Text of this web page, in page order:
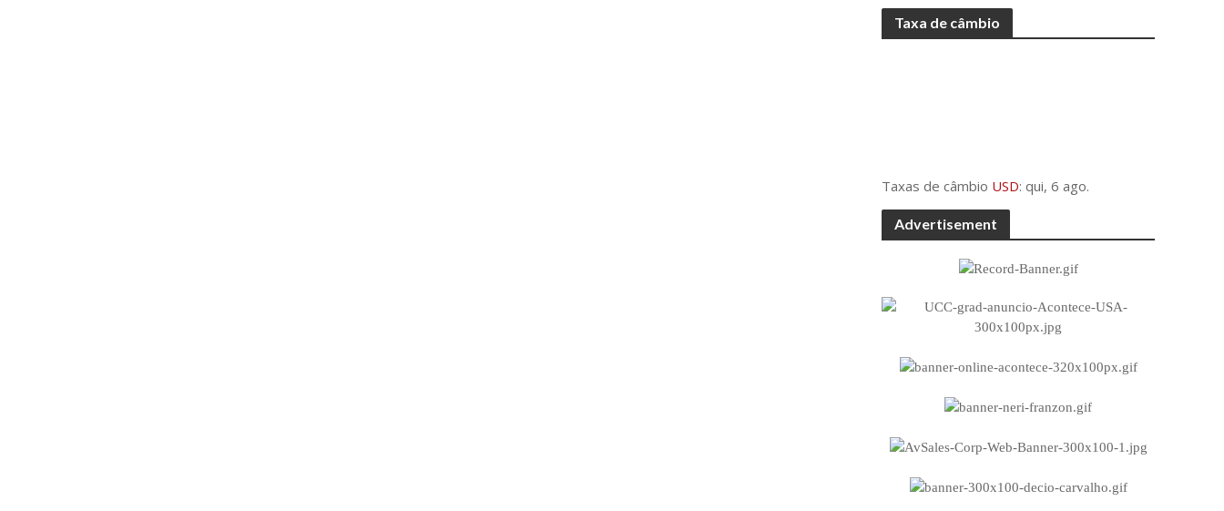
Taxa de câmbio
Taxas de câmbio USD: qui, 6 ago.
Advertisement